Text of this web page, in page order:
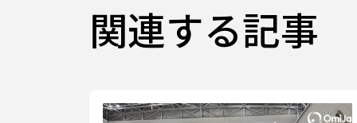
関連する記事